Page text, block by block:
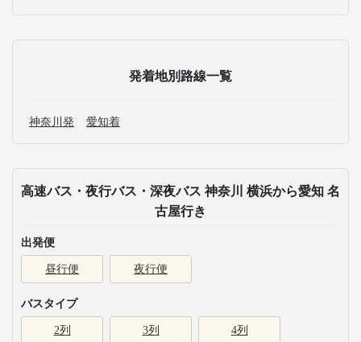
発着地別路線一覧
神奈川発 愛知着
高速バス・夜行バス・深夜バス 神奈川 横浜から愛知 名
古屋行き
出発便
昼行便 夜行便
バスタイプ
2列 3列 4列